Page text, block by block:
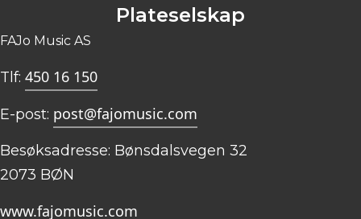
Plateselskap
FAJo Music AS
Tlf: 450 16 150
E-post: post@fajomusic.com
Besøksadresse: Bønsdalsvegen 32
2073 BØN
www.fajomusic.com